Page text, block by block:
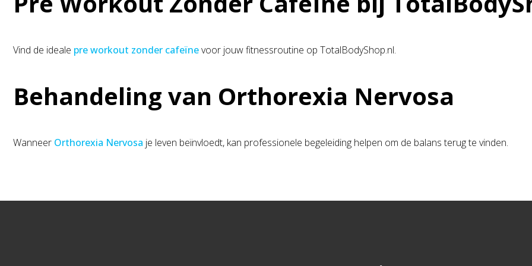
Vind de ideale pre workout zonder cafeïnevoor jouw fitnessroutine op TotalBodyShop.nl.
Behandeling van Orthorexia Nervosa
Wanneer Orthorexia Nervosa je leven beïnvloedt, kan professionele begeleiding helpen om de balans terug te vinden.